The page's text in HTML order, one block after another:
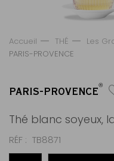
Accueil THÉ Les
PARIS-PROVENCE
PARIS-PROVENCE®
Thé blanc soyeux,
RÉF TB8871